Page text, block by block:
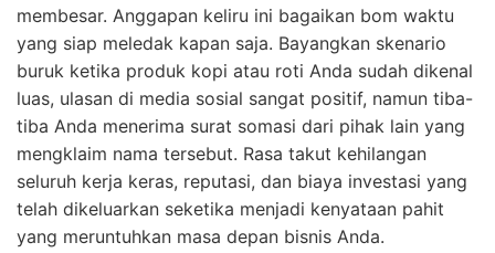
membesar. Anggapan keliru ini bagaikan bom waktu
yang siap meledak kapan saja. Bayangkan skenario
buruk ketika produk kopi atau roti Anda sudah dikenal
luas, ulasan di media sosial sangat positif, namun tiba-
tiba Anda menerima surat somasi dari pihak lain yang
mengklaim nama tersebut. Rasa takut kehilangan
seluruh kerja keras, reputasi, dan biaya investasi yang
telah dikeluarkan seketika menjadi kenyataan pahit
yang meruntuhkan masa depan bisnis Anda.